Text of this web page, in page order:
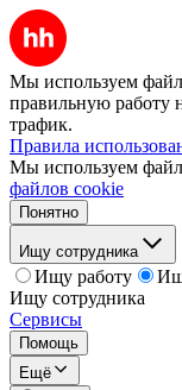
Мы используем
правильную работу
трафик.
Правила
Мы используем
файлов cookie
Понятно
Ищу сотрудника
Ищу работу
Ищу сотрудника
Сервисы
Помощь
Ещё